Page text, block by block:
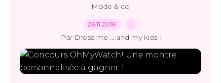
Mode & co
26.11.2018 …
Par Dress me ... and my kids !